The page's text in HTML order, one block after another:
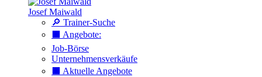
Josef Maiwald
🔎 Trainer-Suche
⬛️ Angebote:
Job-Börse
Unternehmensverkäufe
⬛️ Aktuelle Angebote